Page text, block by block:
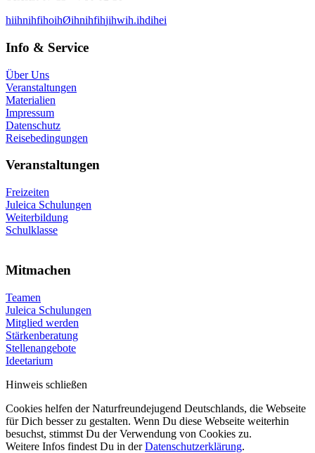
hiihnihfihoihØihnihfihjihwih.ihdihei
Info & Service
Über Uns
Veranstaltungen
Materialien
Impressum
Datenschutz
Reisebedingungen
Veranstaltungen
Freizeiten
Juleica Schulungen
Weiterbildung
Schulklasse
Mitmachen
Teamen
Juleica Schulungen
Mitglied werden
Stärkenberatung
Stellenangebote
Ideetarium
Hinweis schließen
Cookies helfen der Naturfreundejugend Deutschlands, die Webseite
für Dich besser zu gestalten. Wenn Du diese Webseite weiterhin
besuchst, stimmst Du der Verwendung von Cookies zu.
Weitere Infos findest Du in derDatenschutzerklärung.